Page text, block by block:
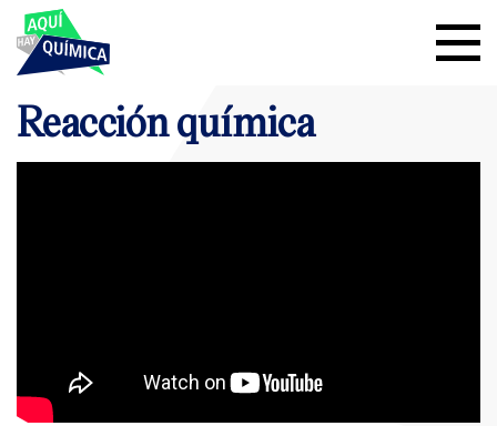
Reacción química